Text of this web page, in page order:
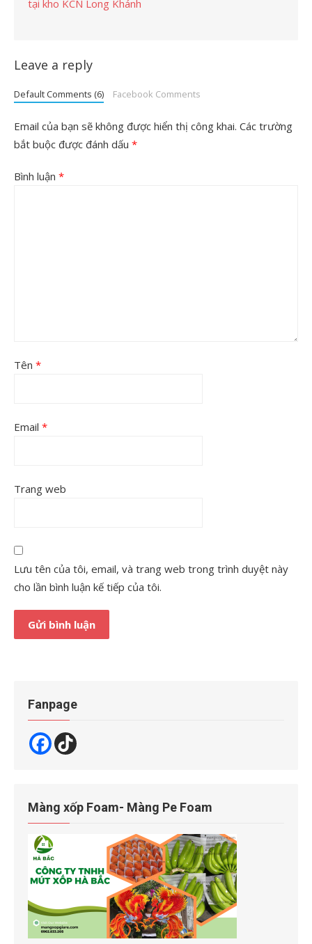
tại kho KCN Long Khánh
Leave a reply
Default Comments (6) Facebook Comments
Email của bạn sẽ không được hiển thị công khai. Các trường
bắt buộc được đánh dấu *
Bình luận *
Tên *
Email *
Trang web
Lưu tên của tôi, email, và trang web trong trình duyệt này
cho lần bình luận kế tiếp của tôi.
Fanpage
Màng xốp Foam- Màng Pe Foam